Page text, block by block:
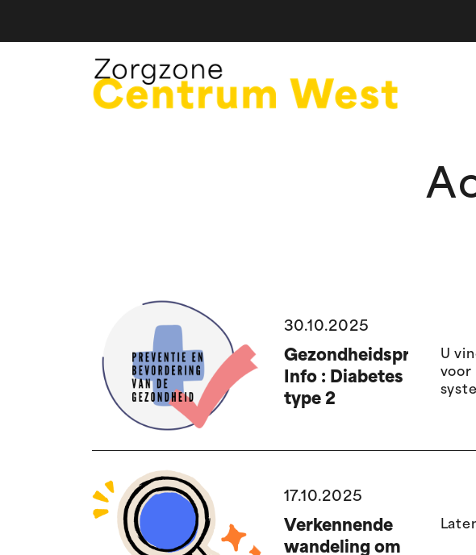
30.10.2025
Gezondheidspreventie
Info : Diabetes
type 2
U
voor
17.10.2025
Verkennende
wandeling om